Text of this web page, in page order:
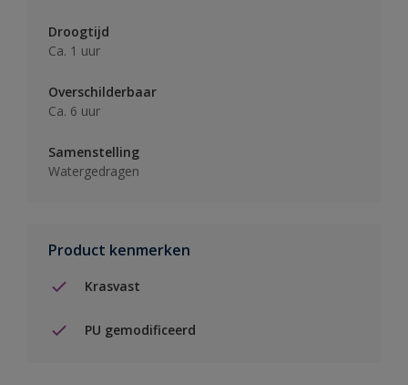
Droogtijd
Ca. 1 uur
Overschilderbaar
Ca. 6 uur
Samenstelling
Watergedragen
Product kenmerken
Krasvast
PU gemodificeerd